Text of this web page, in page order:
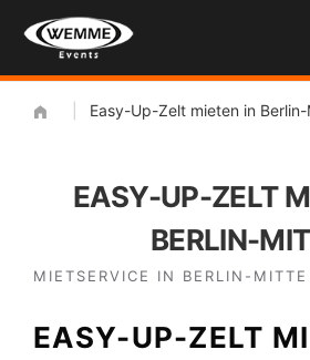
Inhalt
Easy-Up-Zelt mieten in
EASY-UP-ZELT
BERLIN-
MIETSERVICE IN BERLIN-MITTE
EASY-UP-ZELT